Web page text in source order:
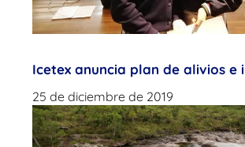
Icetex anuncia plan de alivios e
25 de diciembre de 2019